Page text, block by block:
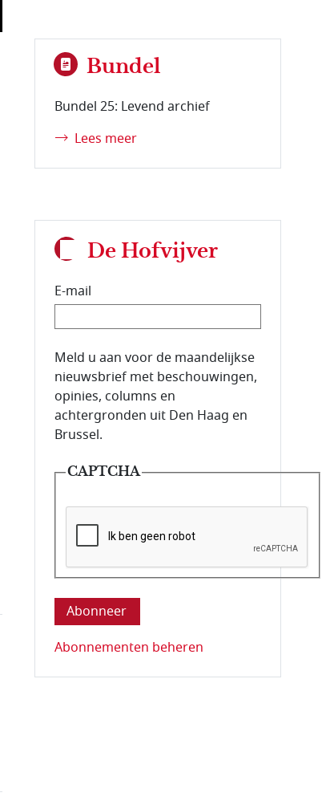
Bundel
Bundel 25: Levend archief
Lees meer
De Hofvijver
E-mail
E-mailadres van de abonnee.
Meld u aan voor de maandelijkse
nieuwsbrief met beschouwingen,
opinies, columns en
achtergronden uit Den Haag en
Brussel.
CAPTCHA
Deze vraag is om te controleren dat u
Abonnementen beheren